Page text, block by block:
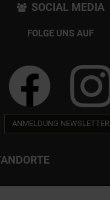
SOCIAL MEDIA
FOLGE UNS AUF
ANMELDUNG NEWSLETTER